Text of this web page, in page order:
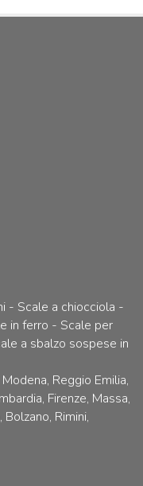
- Scale a chiocciola -
in ferro - Scale per
a sbalzo sospese in
Reggio Emilia,
Firenze, Massa,
Rimini,